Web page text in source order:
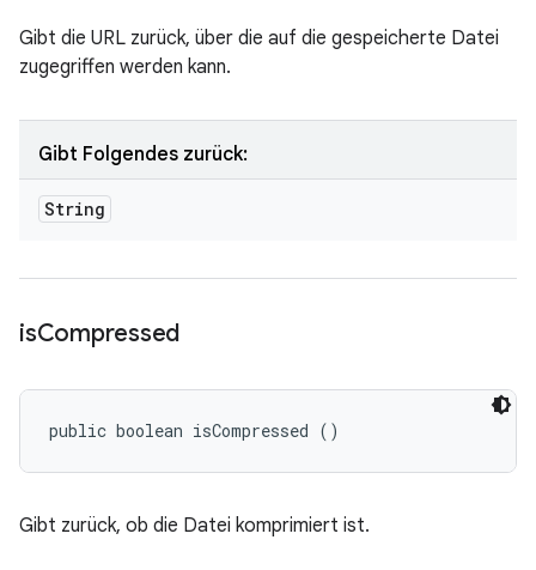
Gibt die URL zurück, über die auf die gespeicherte Datei
zugegriffen werden kann.
Gibt Folgendes zurück:
String
isCompressed
public boolean isCompressed ()
Gibt zurück, ob die Datei komprimiert ist.